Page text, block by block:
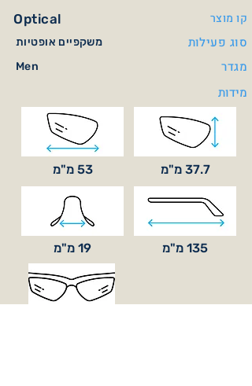
Optical קו מוצר
משקפיים אופטיות סוג פעילות
Men
מגדר
מידות
53 מ"מ 37.7 מ"מ
19 מ"מ 135 מ"מ